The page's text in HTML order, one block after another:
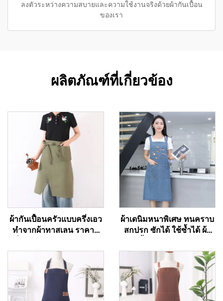
ลงตัวระหว่างความสบายและความใช้งานจริงด้วยผ้ากันเปื้อน
ของเรา
ผลิตภัณฑ์ที่เกี่ยวข้อง
ผ้ากันเปื้อนครัวแบบครึ่งเอว
ทำจากผ้าทาสเลน ราคาดี
ตามต้องการ กระเป๋าสีเขียว
แบบปรับความยาวได้ เหมาะ
สำหรับพนักงานเสิร์ฟ
ผ้าเดนิมหนาพิเศษ ทนคราบ
สกปรก ซักได้ ใช้ซ้ำได้ ผ้า
ครัว และงานในที่ทำงาน
แบบคาดเอว มีพื้นที่ปรับแต่ง
โลโก้ตามต้องการ